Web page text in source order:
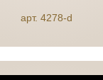
арт. 4278-d